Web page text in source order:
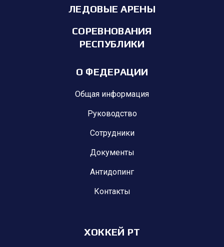
ЛЕДОВЫЕ АРЕНЫ
СОРЕВНОВАНИЯ
РЕСПУБЛИКИ
О ФЕДЕРАЦИИ
Общая информация
Руководство
Сотрудники
Документы
Антидопинг
Контакты
ХОККЕЙ РТ